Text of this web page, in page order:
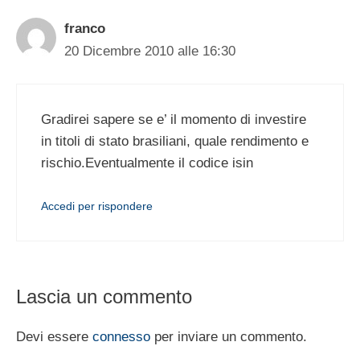
franco
20 Dicembre 2010 alle 16:30
Gradirei sapere se e’ il momento di investire
in titoli di stato brasiliani, quale rendimento e
rischio.Eventualmente il codice isin
Accedi per rispondere
Lascia un commento
Devi essere connesso per inviare un commento.